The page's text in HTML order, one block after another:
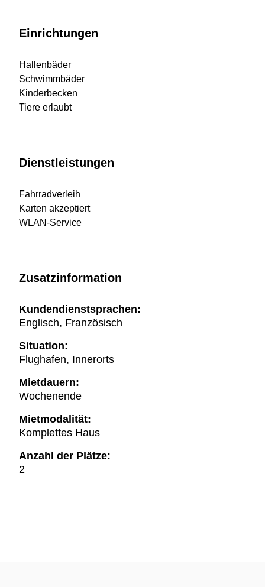
Einrichtungen
Hallenbäder
Schwimmbäder
Kinderbecken
Tiere erlaubt
Dienstleistungen
Fahrradverleih
Karten akzeptiert
WLAN-Service
Zusatzinformation
Kundendienstsprachen:
Englisch, Französisch
Situation:
Flughafen, Innerorts
Mietdauern:
Wochenende
Mietmodalität:
Komplettes Haus
Anzahl der Plätze:
2